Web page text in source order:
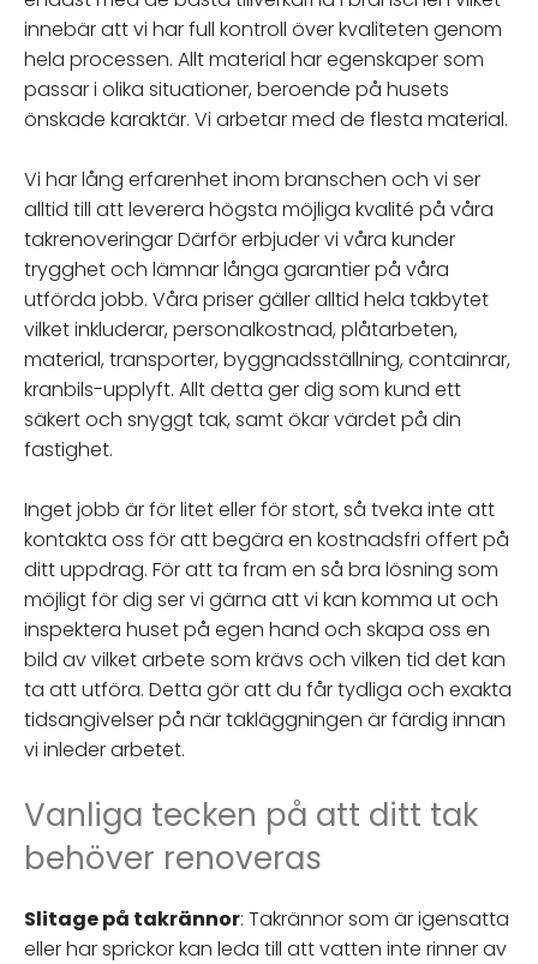
innebär att vi har full kontroll över kvaliteten genom
hela processen. Allt material har egenskaper som
passar i olika situationer, beroende på husets
önskade karaktär. Vi arbetar med de flesta material.
Vi har lång erfarenhet inom branschen och vi ser
alltid till att leverera högsta möjliga kvalité på våra
takrenoveringar Därför erbjuder vi våra kunder
trygghet och lämnar långa garantier på våra
utförda jobb. Våra priser gäller alltid hela takbytet
vilket inkluderar, personalkostnad, plåtarbeten,
material, transporter, byggnadsställning, containrar,
kranbils-upplyft. Allt detta ger dig som kund ett
säkert och snyggt tak, samt ökar värdet på din
fastighet.
Inget jobb är för litet eller för stort, så tveka inte att
kontakta oss för att begära en kostnadsfri offert på
ditt uppdrag. För att ta fram en så bra lösning som
möjligt för dig ser vi gärna att vi kan komma ut och
inspektera huset på egen hand och skapa oss en
bild av vilket arbete som krävs och vilken tid det kan
ta att utföra. Detta gör att du får tydliga och exakta
tidsangivelser på när takläggningen är färdig innan
vi inleder arbetet.
Vanliga tecken på att ditt tak
behöver renoveras
Slitage på takrännor: Takrännor som är igensatta
eller har sprickor kan leda till att vatten inte rinner av